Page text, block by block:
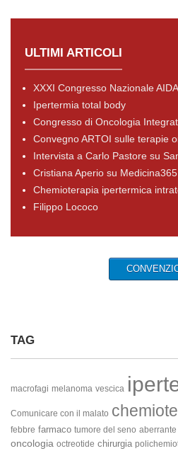
ULTIMI ARTICOLI
XXXI Congresso Nazionale AIDA
Ipertermia total body
Congresso di Oncologia
Convegno ARTOI sulle terapie
Intervista a Carlo Pastore su
Cristiana Aperio su Medicina365
Chemioterapia ipertermica
Filippo Lococo
TAG
macrofagi melanoma vescica
Comunicare con il malato
febbre farmaco tumore del seno aberrante
oncologia octreotide chirurgia